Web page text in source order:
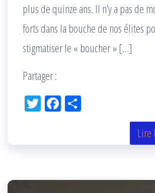
plus de quinze ans. Il n’y a pas de
forts dans la bouche de nos élites
stigmatiser le « boucher » […]
Partager :
Tw Fac
k r
Lire